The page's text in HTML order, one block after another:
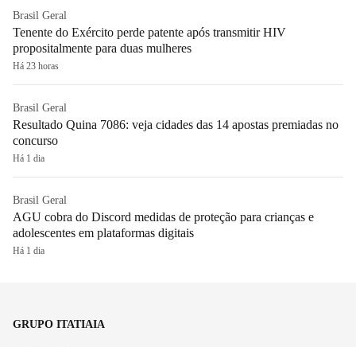
Brasil Geral
Tenente do Exército perde patente após transmitir HIV
propositalmente para duas mulheres
Há 23 horas
Brasil Geral
Resultado Quina 7086: veja cidades das 14 apostas premiadas no
concurso
Há 1 dia
Brasil Geral
AGU cobra do Discord medidas de proteção para crianças e
adolescentes em plataformas digitais
Há 1 dia
GRUPO ITATIAIA